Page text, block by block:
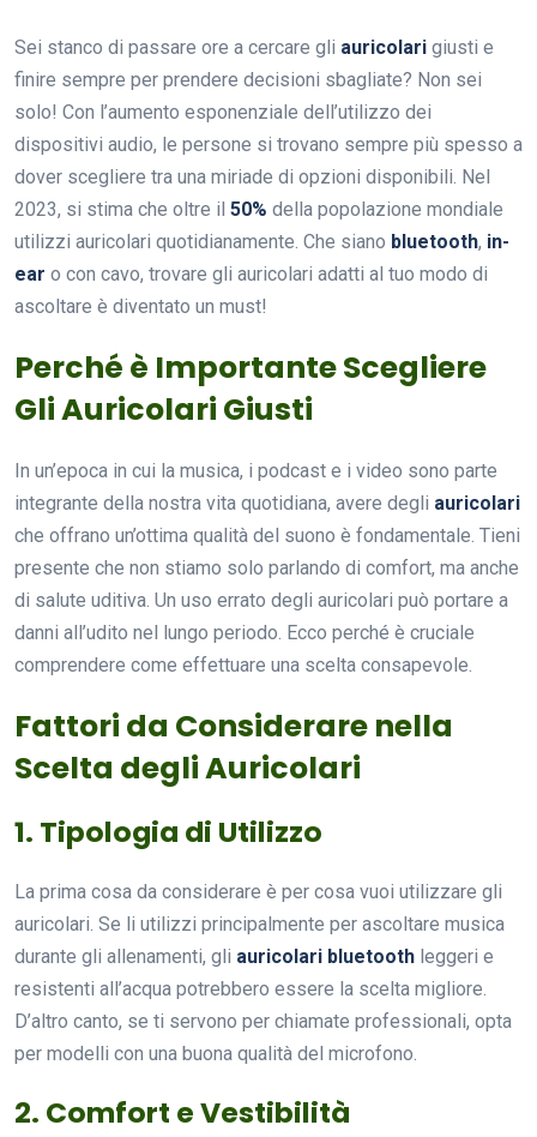
Sei stanco di passare ore a cercare gli auricolari giusti e
finire sempre per prendere decisioni sbagliate? Non sei
solo! Con l’aumento esponenziale dell’utilizzo dei
dispositivi audio, le persone si trovano sempre più spesso a
dover scegliere tra una miriade di opzioni disponibili. Nel
2023, si stima che oltre il 50% della popolazione mondiale
utilizzi auricolari quotidianamente. Che siano bluetooth, in-
ear o con cavo, trovare gli auricolari adatti al tuo modo di
ascoltare è diventato un must!
Perché è Importante Scegliere
Gli Auricolari Giusti
In un’epoca in cui la musica, i podcast e i video sono parte
integrante della nostra vita quotidiana, avere degli auricolari
che offrano un’ottima qualità del suono è fondamentale. Tieni
presente che non stiamo solo parlando di comfort, ma anche
di salute uditiva. Un uso errato degli auricolari può portare a
danni all’udito nel lungo periodo. Ecco perché è cruciale
comprendere come effettuare una scelta consapevole.
Fattori da Considerare nella
Scelta degli Auricolari
1. Tipologia di Utilizzo
La prima cosa da considerare è per cosa vuoi utilizzare gli
auricolari. Se li utilizzi principalmente per ascoltare musica
durante gli allenamenti, gli auricolari bluetooth leggeri e
resistenti all’acqua potrebbero essere la scelta migliore.
D’altro canto, se ti servono per chiamate professionali, opta
per modelli con una buona qualità del microfono.
2. Comfort e Vestibilità